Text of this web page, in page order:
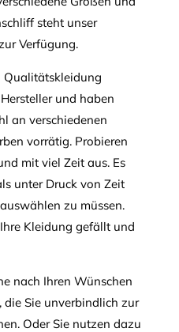
steht unser
Verfügung.
und haben
an verschiedenen
vorrätig. Probieren
mit viel Zeit aus. Es
unter Druck von Zeit
zu müssen.
Kleidung gefällt und
nach Ihren Wünschen
Sie unverbindlich zur
Oder Sie nutzen dazu